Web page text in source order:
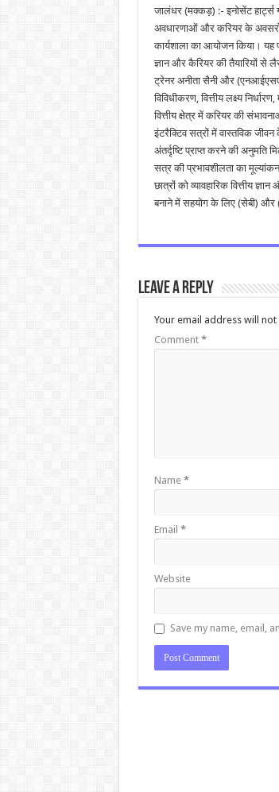
जालंधर (मक्कड़) :- इनोसेंट
अवधारणाओं और करियर के अवसरों
कार्यशाला का आयोजन किया। यह
ज्ञान और कैरियर की तैयारियों से
ट्रेनर अनीता सैनी और
विविधीकरण, वित्तीय लक्ष्य
वित्तीय क्षेत्र में करियर की
इंटरैक्टिव सत्रों में वास्तविक जीवन
अंतर्दृष्टि प्राप्त करने की
सत्र की प्रभावशीलता का
छात्रों को व्यावहारिक वित्तीय
बनाने में सहयोग के लिए (सेबी) और
Leave a Reply
Your email address will
Comment *
Name *
Email *
Website
Save my name, email,